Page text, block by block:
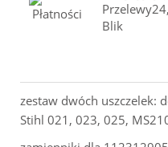
Blik
zestaw dwóch uszczelek:
Stihl 021, 023, 025,